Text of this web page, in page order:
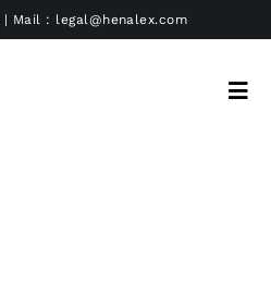
| Mail : legal@henalex.com